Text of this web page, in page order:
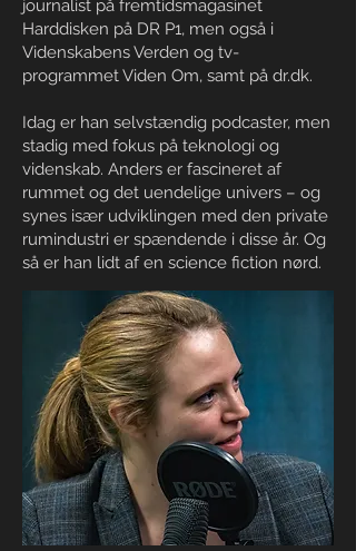
journalist på fremtidsmagasinet
Harddisken på DR P1, men også i
Videnskabens Verden og tv-
programmet Viden Om, samt på dr.dk.
Idag er han selvstændig podcaster, men
stadig med fokus på teknologi og
videnskab. Anders er fascineret af
rummet og det uendelige univers – og
synes især udviklingen med den private
rumindustri er spændende i disse år. Og
så er han lidt af en science fiction nørd.